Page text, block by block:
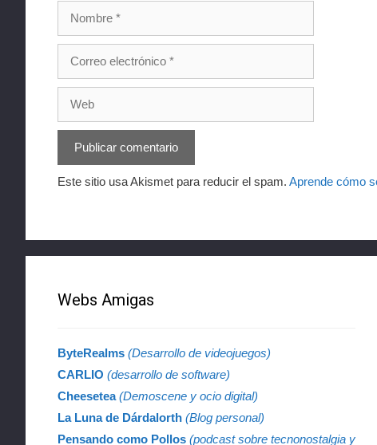
electrónico
Este sitio usa Akismet para reducir el spam. Aprende cómo
Webs Amigas
ByteRealms (Desarrollo de videojuegos)
CARLIO (desarrollo de software)
Cheesetea(Demoscene y ocio digital)
La Luna de Dárdalorth (Blog personal)
Pensando como Pollos (podcast sobre tecnonostalgia y